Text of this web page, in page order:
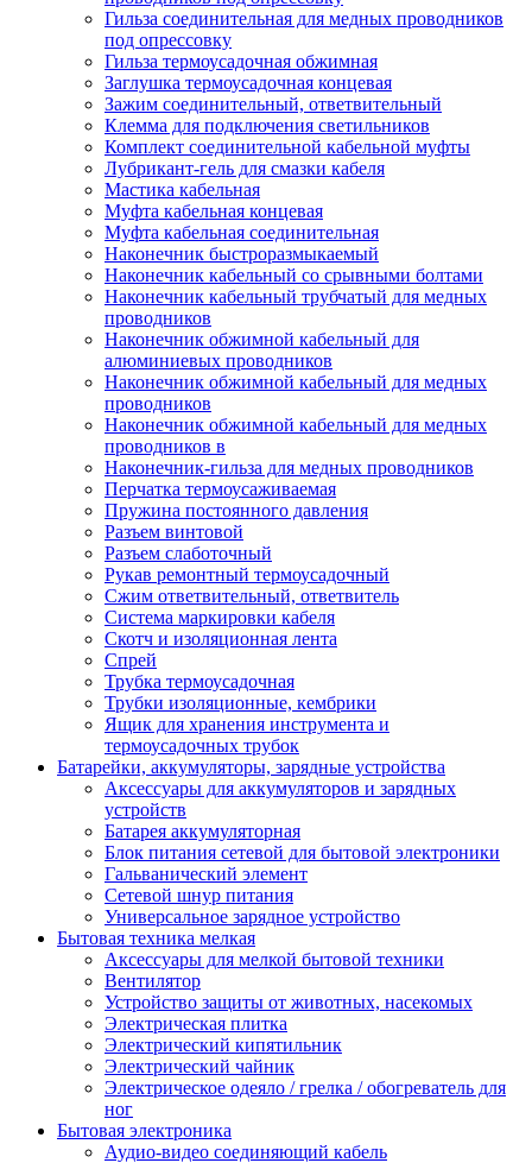
Гильза соединительная для медных проводников
под опрессовку
Гильза термоусадочная обжимная
Заглушка термоусадочная концевая
Зажим соединительный, ответвительный
Клемма для подключения светильников
Комплект соединительной кабельной муфты
Лубрикант-гель для смазки кабеля
Мастика кабельная
Муфта кабельная концевая
Муфта кабельная соединительная
Наконечник быстроразмыкаемый
Наконечник кабельный со срывными болтами
Наконечник кабельный трубчатый для медных
проводников
Наконечник обжимной кабельный для
алюминиевых проводников
Наконечник обжимной кабельный для медных
проводников
Наконечник обжимной кабельный для медных
проводников в
Наконечник-гильза для медных проводников
Перчатка термоусаживаемая
Пружина постоянного давления
Разъем винтовой
Разъем слаботочный
Рукав ремонтный термоусадочный
Сжим ответвительный, ответвитель
Система маркировки кабеля
Скотч и изоляционная лента
Спрей
Трубка термоусадочная
Трубки изоляционные, кембрики
Ящик для хранения инструмента и
термоусадочных трубок
Батарейки, аккумуляторы, зарядные устройства
Аксессуары для аккумуляторов и зарядных
устройств
Батарея аккумуляторная
Блок питания сетевой для бытовой электроники
Гальванический элемент
Сетевой шнур питания
Универсальное зарядное устройство
Бытовая техника мелкая
Аксессуары для мелкой бытовой техники
Вентилятор
Устройство защиты от животных, насекомых
Электрическая плитка
Электрический кипятильник
Электрический чайник
Электрическое одеяло / грелка / обогреватель для
ног
Бытовая электроника
Аудио-видео соединяющий кабель